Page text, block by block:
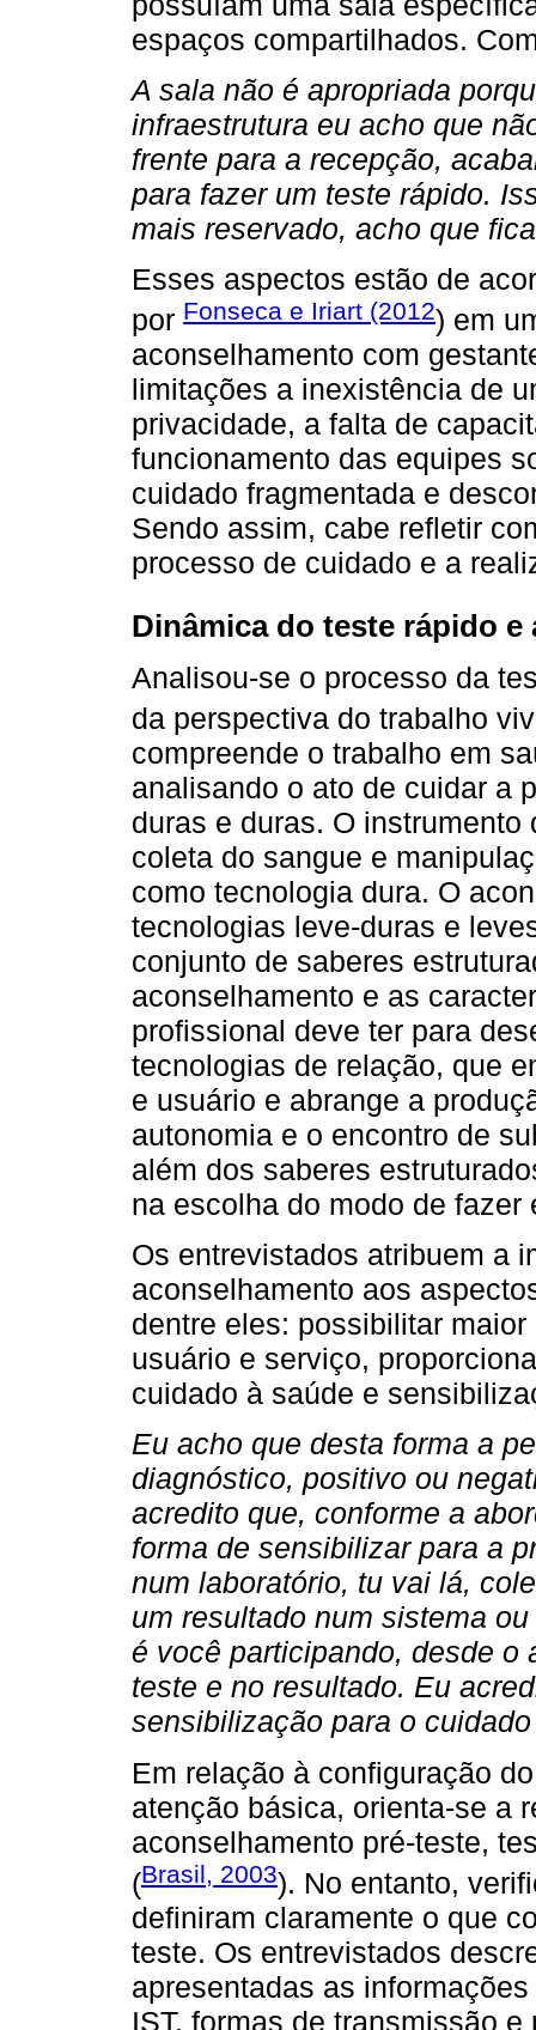
espaços compartilhados.
A sala não é apropriada
infraestrutura eu acho que
frente para a recepção,
para fazer um teste rápido.
mais reservado, acho que
Esses aspectos estão de
por Fonseca e Iriart (2012) em
aconselhamento com
limitações a inexistência de
privacidade, a falta de
funcionamento das equipes
cuidado fragmentada e
Sendo assim, cabe refletir
processo de cuidado e a
Dinâmica do teste rápido e
Analisou-se o processo da
da perspectiva do trabalho
compreende o trabalho em
analisando o ato de cuidar a
duras e duras. O
coleta do sangue e
como tecnologia dura. O
tecnologias leve-duras e
conjunto de saberes
aconselhamento e as
profissional deve ter para
tecnologias de relação, que
e usuário e abrange a
autonomia e o encontro de
além dos saberes
na escolha do modo de fazer
Os entrevistados atribuem a
aconselhamento aos
dentre eles: possibilitar
usuário e serviço,
cuidado à saúde e
Eu acho que desta forma a
diagnóstico, positivo ou
acredito que, conforme a
forma de sensibilizar para a
num laboratório, tu vai lá,
um resultado num sistema
é você participando, desde o
teste e no resultado. Eu
sensibilização para o
Em relação à configuração
atenção básica, orienta-se a
aconselhamento pré-teste,
(Brasil, 2003). No entanto,
definiram claramente o que
teste. Os entrevistados
apresentadas as
IST, formas de transmissão